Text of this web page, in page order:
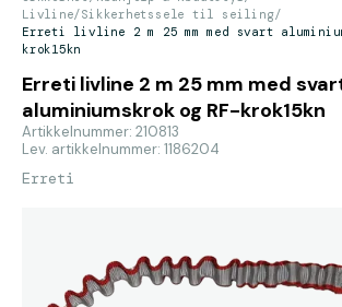
Livline/Sikkerhetssele til seiling/
Erreti livline 2 m 25 mm med svart
krok15kn
Erreti livline 2 m 25 mm med
aluminiumskrok og RF-krok15kn
Artikkelnummer: 210813
Lev. artikkelnummer: 1186204
Erreti